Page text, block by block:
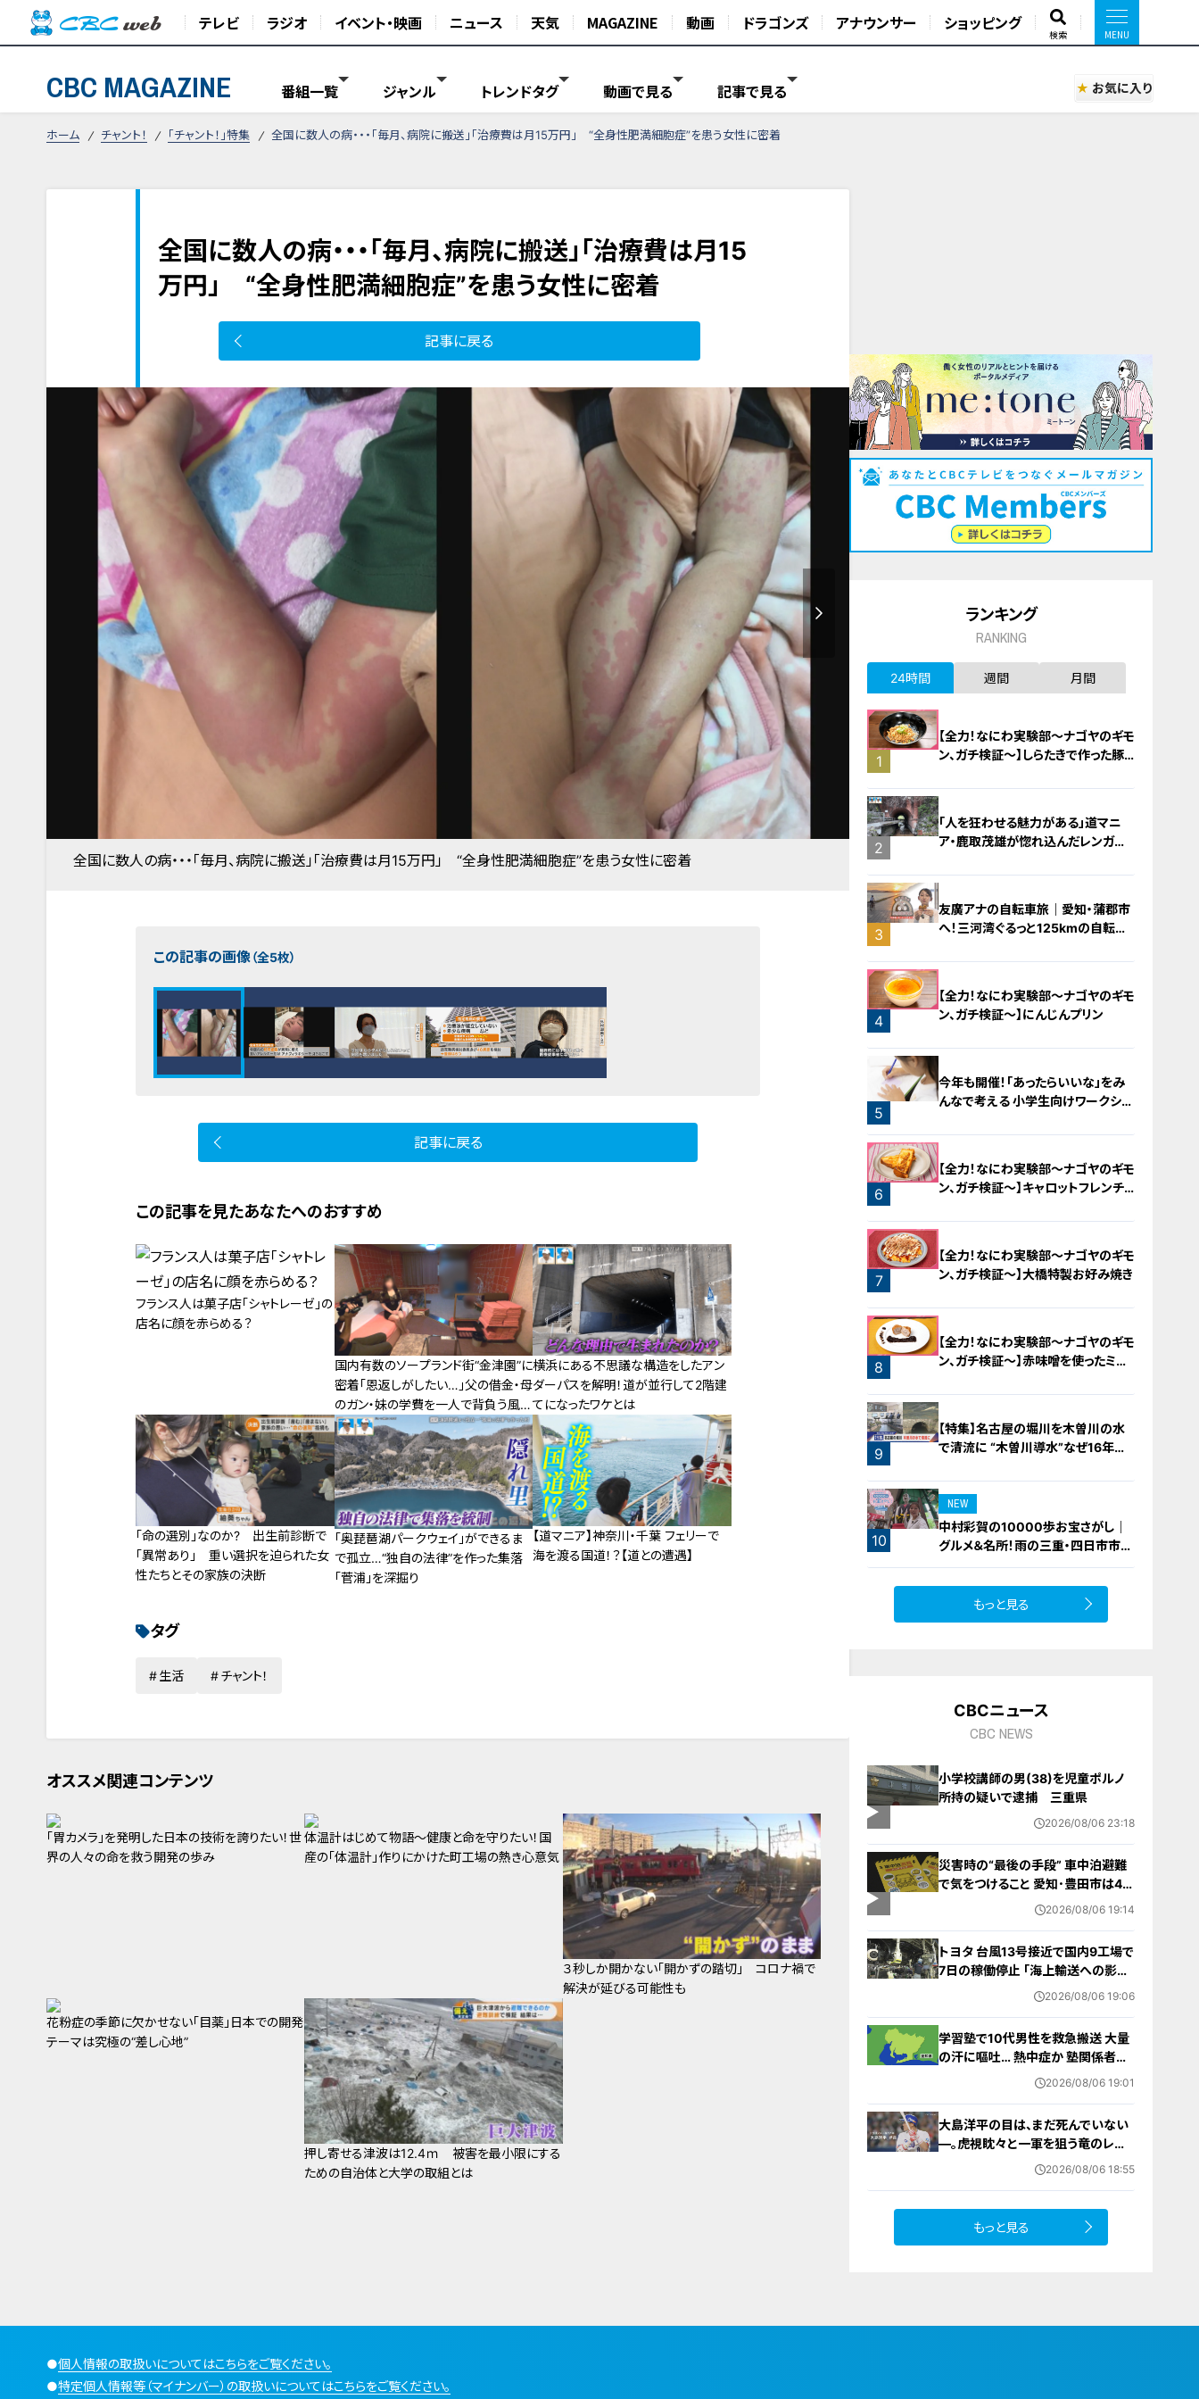
テレビ ラジオ イベント・映画 ニュース 天気 MAGAZINE 動画 ドラゴンズ アナウンサー ショッピング
検索
CBC MAGAZINE 番組一覧 ジャンル トレンドタグ 動画で見る 記事で見る お気に入り
ホーム チャント！ 「チャント！」特集 全国に数人の病・・・「毎月、病院に搬送」「治療費は月15万円」 “全身性肥満細胞症”を患う女性に密着
全国に数人の病・・・「毎月、病院に搬送」「治療費は月15
万円」 “全身性肥満細胞症”を患う女性に密着
記事に戻る
全国に数人の病・・・「毎月、病院に搬送」「治療費は月15万円」 “全身性肥満細胞症”を患う女性に密着
この記事の画像（全5枚）
記事に戻る
この記事を見たあなたへのおすすめ
フランス人は菓子店「シャトレーゼ」の
店名に顔を赤らめる？
国内有数のソープランド街“金津園”に
密着「恩返しがしたい…」父の借金・母
のガン・妹の学費を一人で背負う風俗
嬢の想い
横浜にある不思議な構造をしたアン
ダーパスを解明！道が並行して2階建
てになったワケとは
「命の選別」なのか? 出生前診断で
「異常あり」 重い選択を迫られた女
性たちとその家族の決断
「奥琵琶湖パークウェイ」ができるま
で孤立…“独自の法律”を作った集落
「菅浦」を深掘り
【道マニア】神奈川・千葉 フェリーで
海を渡る国道！？【道との遭遇】
タグ
生活 チャント！
オススメ関連コンテンツ
「胃カメラ」を発明した日本の技術を誇りたい！世
界の人々の命を救う開発の歩み
体温計はじめて物語～健康と命を守りたい！国
産の「体温計」作りにかけた町工場の熱き心意気
３秒しか開かない「開かずの踏切」 コロナ禍で
解決が延びる可能性も
花粉症の季節に欠かせない「目薬」日本での開発
テーマは究極の“差し心地”
押し寄せる津波は12.4ｍ 被害を最小限にする
ための自治体と大学の取組とは
ランキング
RANKING
24時間 週間 月間
1
【全力！なにわ実験部～ナゴヤのギモ
ン、ガチ検証～】しらたきで作った豚
2
「人を狂わせる魅力がある」道マニ
ア・鹿取茂雄が惚れ込んだレンガの
3
友廣アナの自転車旅｜愛知・蒲郡市
へ！三河湾ぐるっと125kmの自転車
4
【全力！なにわ実験部～ナゴヤのギモ
ン、ガチ検証～】にんじんプリン
5
今年も開催！「あったらいいな」をみ
んなで考える 小学生向けワークショ
6
【全力！なにわ実験部～ナゴヤのギモ
ン、ガチ検証～】キャロットフレンチ
7
【全力！なにわ実験部～ナゴヤのギモ
ン、ガチ検証～】大橋特製お好み焼き
8
【全力！なにわ実験部～ナゴヤのギモ
ン、ガチ検証～】赤味噌を使ったミル
9
【特集】名古屋の堀川を木曽川の水
で清流に “木曽川導水”なぜ16年ぶ
10
NEW
中村彩賀の10000歩お宝さがし｜
グルメ＆名所！雨の三重・四日市市で
お宝探し【チャント！特集】
もっと見る
CBCニュース
CBC NEWS
小学校講師の男(38)を児童ポルノ
所持の疑いで逮捕 三重県
2026/08/06 23:18
災害時の“最後の手段” 車中泊避難
で気をつけること 愛知･豊田市は4年
前からマニュアル作成 最悪の場合2026/08/06 19:14
トヨタ 台風13号接近で国内9工場で
7日の稼働停止 ｢海上輸送への影響
を踏まえ判断｣ 夏季連休明けの17日
2026/08/06 19:06
学習塾で10代男性を救急搬送 大量
の汗に嘔吐… 熱中症か 塾関係者が
消防に通報 名古屋 2026/08/06 19:01
大島洋平の目は、まだ死んでいない
―。虎視眈々と一軍を狙う竜のレジ
ェンドが明かした現状とドラゴンズ
2026/08/06 18:55
もっと見る
●個人情報の取扱いについてはこちらをご覧ください。
●特定個人情報等（マイナンバー）の取扱いについてはこちらをご覧ください。